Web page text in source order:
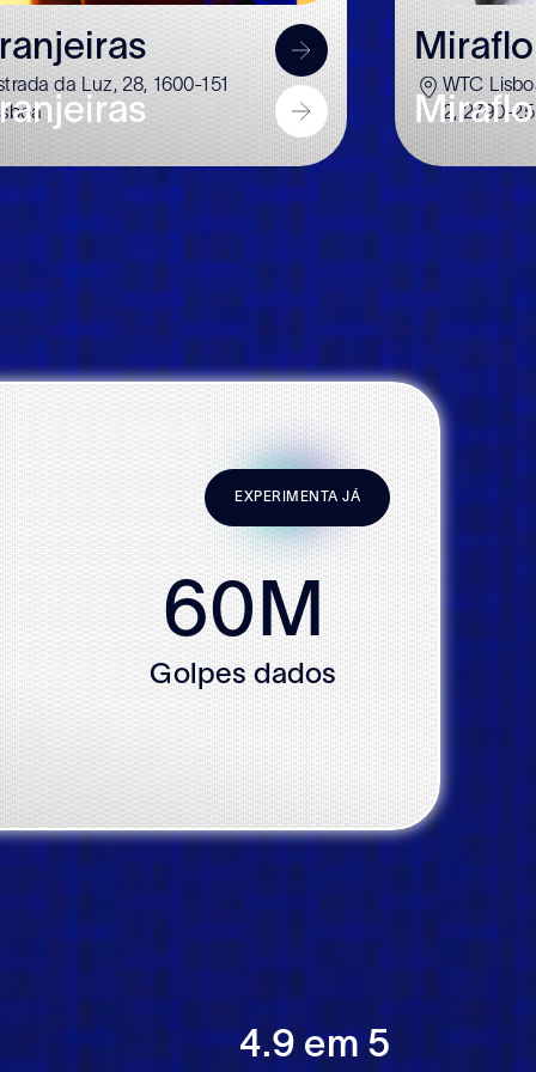
da Luz, 28, 1600-151
WTC
2, 2790-
EXPERIMENTA JÁ
60M
Golpes dados
4.9 em 5